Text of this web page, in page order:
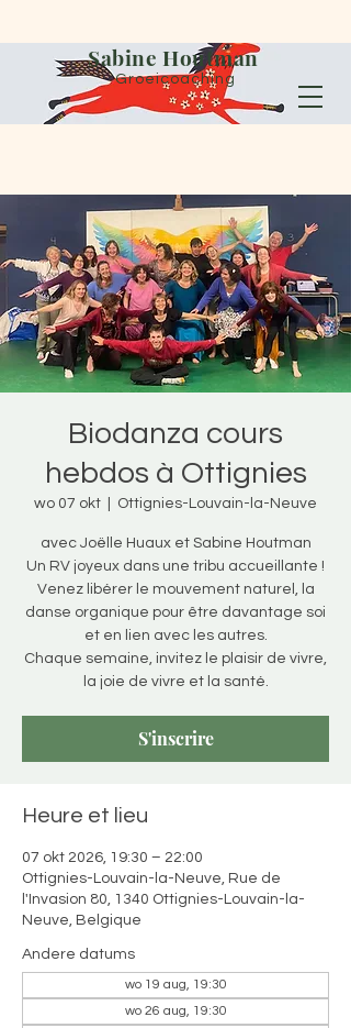
Sabine Houtman
Groeicoaching
Biodanza cours
hebdos à Ottignies
wo 07 okt Ottignies-Louvain-la-Neuve
avec Joëlle Huaux et Sabine Houtman
Un RV joyeux dans une tribu accueillante !
Venez libérer le mouvement naturel, la
danse organique pour être davantage soi
et en lien avec les autres.
Chaque semaine, invitez le plaisir de vivre,
la joie de vivre et la santé.
S'inscrire
Heure et lieu
07 okt 2026, 19:30 – 22:00
Ottignies-Louvain-la-Neuve, Rue de
l'Invasion 80, 1340 Ottignies-Louvain-la-
Neuve, Belgique
Andere datums
wo 19 aug, 19:30
wo 26 aug, 19:30